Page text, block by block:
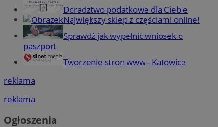
Doradztwo podatkowe dla Ciebie
Największy sklep z częściami online!
Sprawdź jak wypełnić wniosek o
paszport
Tworzenie stron www - Katowice
reklama
reklama
Ogłoszenia